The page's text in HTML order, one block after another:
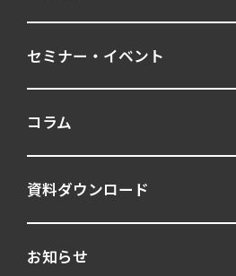
セミナー・イベント
コラム
資料ダウンロード
お知らせ